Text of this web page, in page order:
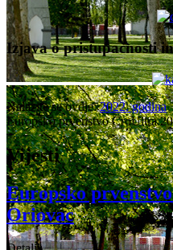
Izjava o pristupačnosti
Nalazite se ovdje:2022. godina
Europsko prvenstvo CroUltra
Vijesti
Europsko
Oriovac